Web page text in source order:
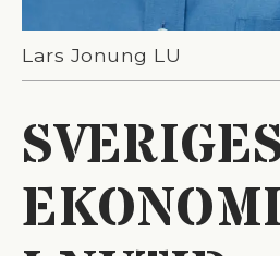
Lars Jonung LU